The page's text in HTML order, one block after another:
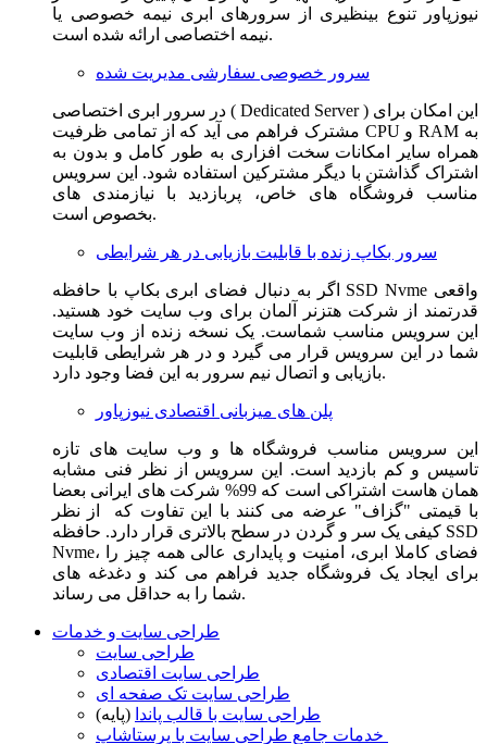
نیوزپاور تنوع بینظیری از سرورهای ابری نیمه خصوصی یا
نیمه اختصاصی ارائه شده است.
سرور خصوصی سفارشی مدیریت شده
در سرور ابری اختصاصی ( Dedicated Server ) این امکان برای
مشترک فراهم می آید که از تمامی ظرفیت CPU و RAM به
همراه سایر امکانات سخت افزاری به طور کامل و بدون به
اشتراک گذاشتن با دیگر مشترکین استفاده شود. این سرویس
مناسب فروشگاه های خاص، پربازدید با نیازمندی های
بخصوص است.
سرور بکاپ زنده با قابلیت بازیابی در هر شرایطی
اگر به دنبال فضای ابری بکاپ با حافظه SSD Nvme واقعی
قدرتمند از شرکت هتزنر آلمان برای وب سایت خود هستید.
این سرویس مناسب شماست. یک نسخه زنده از وب سایت
شما در این سرویس قرار می گیرد و در هر شرایطی قابلیت
بازیابی و اتصال نیم سرور به این فضا وجود دارد.
پلن های میزبانی اقتصادی نیوزپاور
این سرویس مناسب فروشگاه ها و وب سایت های تازه
تاسیس و کم بازدید است. این سرویس از نظر فنی مشابه
همان هاست اشتراکی است که 99% شرکت های ایرانی بعضا
با قیمتی "گزاف" عرضه می کنند با این تفاوت که از نظر
کیفی یک سر و گردن در سطح بالاتری قرار دارد. حافظه SSD
Nvme، فضای کاملا ابری، امنیت و پایداری عالی همه چیز را
برای ایجاد یک فروشگاه جدید فراهم می کند و دغدغه های
شما را به حداقل می رساند.
طراحی سایت و خدمات
طراحی سایت
طراحی سایت اقتصادی
طراحی سایت تک صفحه ای
طراحی سایت با قالب پاندا (پایه)